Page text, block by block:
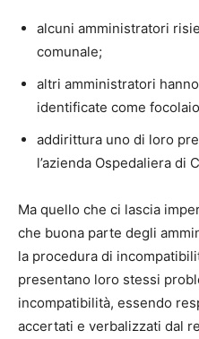
alcuni amministratori
comunale;
altri amministratori
identificate come
addirittura uno di loro
l’azienda Ospedaliera di
Ma quello che ci lascia
che buona parte degli
la procedura di
presentano loro stessi
incompatibilità, essendo
accertati e verbalizzati dal